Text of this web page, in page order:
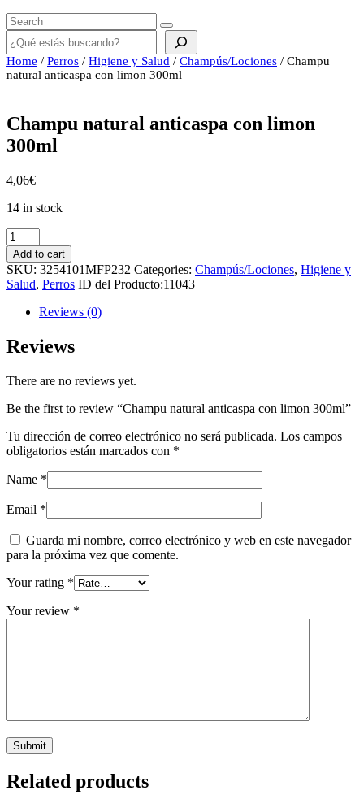
Buscar
Home / Perros / Higiene y Salud / Champús/Lociones / Champu
natural anticaspa con limon 300ml
Champu natural anticaspa con limon
300ml
4,06€
14 in stock
Champu
natural
anticaspa
con
limon
300ml
quantity
Add to cart
SKU: 3254101MFP232 Categories: Champús/Lociones, Higiene y
Salud, Perros ID del Producto:11043
Reviews (0)
Reviews
There are no reviews yet.
Be the first to review “Champu natural anticaspa con limon 300ml”
Tu dirección de correo electrónico no será publicada. Los campos
obligatorios están marcados con *
Name *
Email *
Guarda mi nombre, correo electrónico y web en este navegador
para la próxima vez que comente.
Your rating *
Your review *
Related products